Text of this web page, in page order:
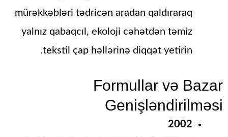
mürəkkəbləri tədricən aradan qaldıraraq
yalnız qabaqcıl, ekoloji cəhətdən təmiz
tekstil çap həllərinə diqqət yetirin.
Formullar və Bazar
Genişləndirilməsi
2002